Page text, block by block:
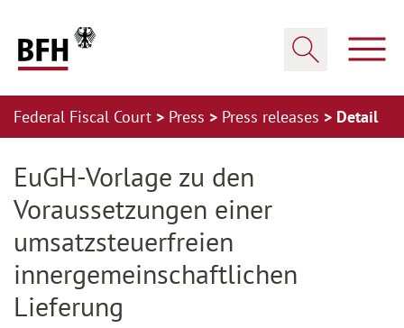
Federal Fiscal Court Press Press releases Detail
EuGH-Vorlage zu den
Voraussetzungen einer
umsatzsteuerfreien
innergemeinschaftlichen
Lieferung